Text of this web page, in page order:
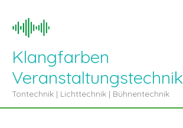
springen
Klangfarben
Veranstaltungstechnik
Tontechnik | Lichttechnik | Bühnentechnik